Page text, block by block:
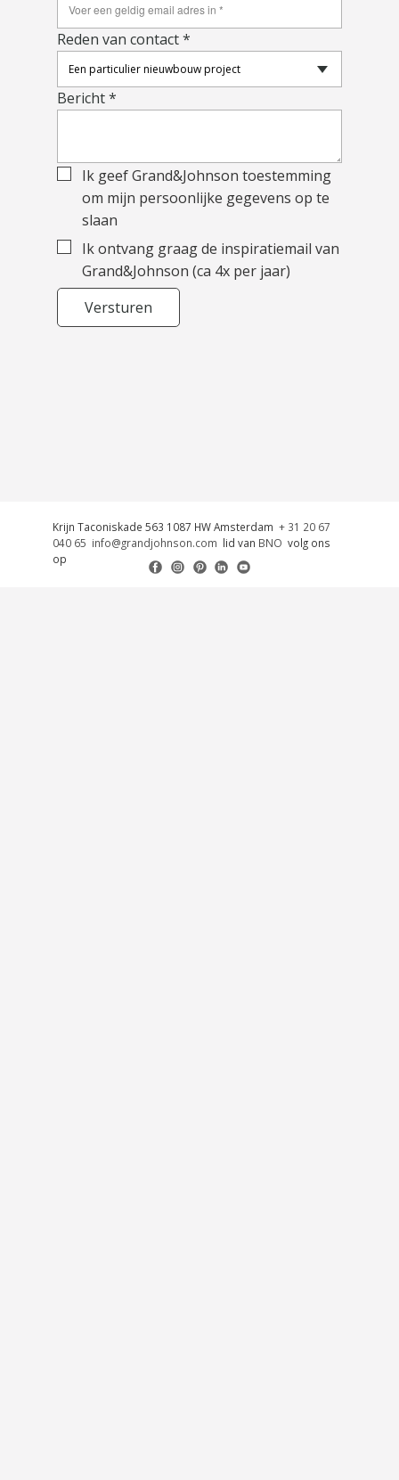
Reden van contact *
Bericht *
Ik geef Grand&Johnson toestemming
om mijn persoonlijke gegevens op te
slaan
Ik ontvang graag de inspiratiemail van
Grand&Johnson (ca 4x per jaar)
Versturen
Krijn Taconiskade 563 1087 HW Amsterdam + 31 20 67
040 65 info@grandjohnson.com lid van BNO volg ons
op